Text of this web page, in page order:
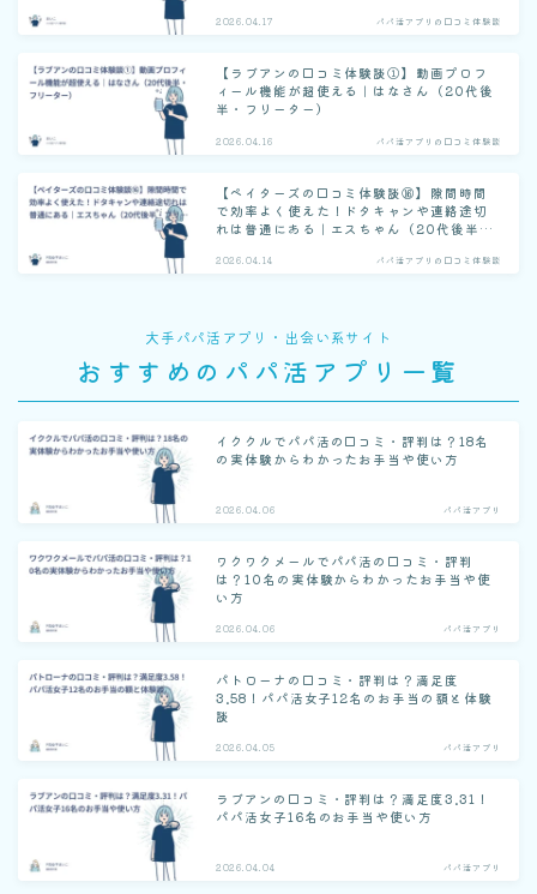
2026.04.17 パパ活アプリの口コミ体験談
【ラブアンの口コミ体験談①】動画プロフ
ィール機能が超使える｜はなさん（20代後
半・フリーター）
2026.04.16 パパ活アプリの口コミ体験談
【ペイターズの口コミ体験談⑯】隙間時間
で効率よく使えた！ドタキャンや連絡途切
れは普通にある｜エスちゃん（20代後半・
2026.04.14 パパ活アプリの口コミ体験談
大手パパ活アプリ・出会い系サイト
おすすめのパパ活アプリ一覧
イククルでパパ活の口コミ・評判は？18名
の実体験からわかったお手当や使い方
2026.04.06 パパ活アプリ
ワクワクメールでパパ活の口コミ・評判
は？10名の実体験からわかったお手当や使
い方
2026.04.06 パパ活アプリ
パトローナの口コミ・評判は？満足度
3.58！パパ活女子12名のお手当の額と体験
談
2026.04.05 パパ活アプリ
ラブアンの口コミ・評判は？満足度3.31！
パパ活女子16名のお手当や使い方
2026.04.04 パパ活アプリ